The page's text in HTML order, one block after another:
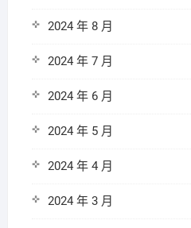
2024 年 8 月
2024 年 7 月
2024 年 6 月
2024 年 5 月
2024 年 4 月
2024 年 3 月